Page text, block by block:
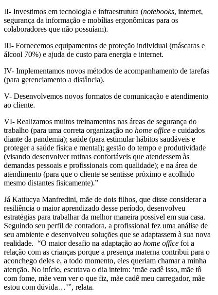
II- Investimos em tecnologia e infraestrutura (notebooks, internet,
segurança da informação e mobílias ergonômicas para os
colaboradores que não possuíam).
III- Fornecemos equipamentos de proteção individual (máscaras e
álcool 70%) e ajuda de custo para energia e internet.
IV- Implementamos novos métodos de acompanhamento de tarefas
(para gerenciamento a distância).
V- Desenvolvemos novos formatos de comunicação e atendimento
ao cliente.
VI- Realizamos muitos treinamentos nas áreas de segurança do
trabalho (para uma correta organização no home office e cuidados
diante da pandemia); saúde (para estimular hábitos saudáveis e
proteger a saúde física e mental); gestão do tempo e produtividade
(visando desenvolver rotinas confortáveis que atendessem às
demandas pessoais e profissionais com qualidade); e na área de
atendimento (para que o cliente se sentisse próximo e acolhido
mesmo distantes fisicamente).”
Já Katiucya Manfredini, mãe de dois filhos, que disse considerar a
resiliência o maior aprendizado desse período, desenvolveu
estratégias para trabalhar da melhor maneira possível em sua casa.
Seguindo seu perfil de contadora, a profissional fez uma análise de
seu ambiente e desenvolveu soluções que se adaptassem à sua nova
realidade. “O maior desafio na adaptação ao home office foi a
relação com as crianças porque a presença materna contribui para o
aconchego deles e, a todo momento, eles queriam chamar a minha
atenção. No início, escutava o dia inteiro: ‘mãe cadê isso, mãe tô
com fome, mãe vem ver o que fiz, mãe cadê meu carregador, mãe
estou com dúvida…’”, relata.